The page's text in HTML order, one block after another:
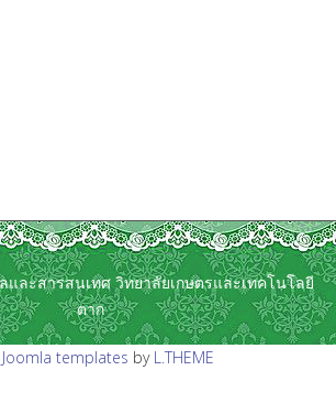
ละสารสนเทศ วิทยาลัยเกษตรและเทคโนโลยี
ตาก
Joomla templates by L.THEME